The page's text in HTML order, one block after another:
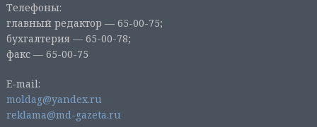
Телефоны:
главный редактор — 65-00-75;
бухгалтерия — 65-00-78;
факс — 65-00-75
E-mail:
moldag@yandex.ru
reklama@md-gazeta.ru